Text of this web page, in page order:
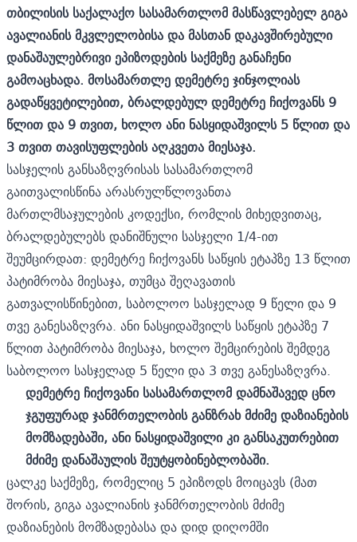
თბილისის საქალაქო სასამართლომ მასწავლებელ გიგა
ავალიანის მკვლელობისა და მასთან დაკავშირებული
დანაშაულებრივი ეპიზოდების საქმეზე განაჩენი
გამოაცხადა. მოსამართლე დემეტრე ჯინჯოლიას
გადაწყვეტილებით, ბრალდებულ დემეტრე ჩიქოვანს 9
წლით და 9 თვით, ხოლო ანი ნასყიდაშვილს 5 წლით და
3 თვით თავისუფლების აღკვეთა მიესაჯა.
სასჯელის განსაზღვრისას სასამართლომ
გაითვალისწინა არასრულწლოვანთა
მართლმსაჯულების კოდექსი, რომლის მიხედვითაც,
ბრალდებულებს დანიშნული სასჯელი 1/4-ით
შეუმცირდათ: დემეტრე ჩიქოვანს საწყის ეტაპზე 13 წლით
პატიმრობა მიესაჯა, თუმცა შეღავათის
გათვალისწინებით, საბოლოო სასჯელად 9 წელი და 9
თვე განესაზღვრა. ანი ნასყიდაშვილს საწყის ეტაპზე 7
წლით პატიმრობა მიესაჯა, ხოლო შემცირების შემდეგ
საბოლოო სასჯელად 5 წელი და 3 თვე განესაზღვრა.
დემეტრე ჩიქოვანი სასამართლომ დამნაშავედ ცნო
ჯგუფურად ჯანმრთელობის განზრახ მძიმე დაზიანების
მომზადებაში, ანი ნასყიდაშვილი კი განსაკუთრებით
მძიმე დანაშაულის შეუტყობინებლობაში.
ცალკე საქმეზე, რომელიც 5 ეპიზოდს მოიცავს (მათ
შორის, გიგა ავალიანის ჯანმრთელობის მძიმე
დაზიანების მომზადებასა და დიდ დიღომში